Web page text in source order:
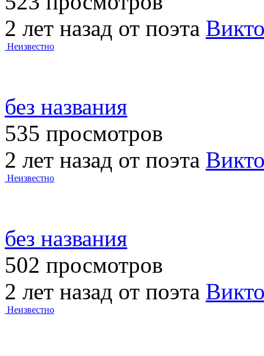
2 лет назад от поэта
Неизвестно
без названия
535 просмотров
2 лет назад от поэта
Неизвестно
без названия
502 просмотров
2 лет назад от поэта
Неизвестно